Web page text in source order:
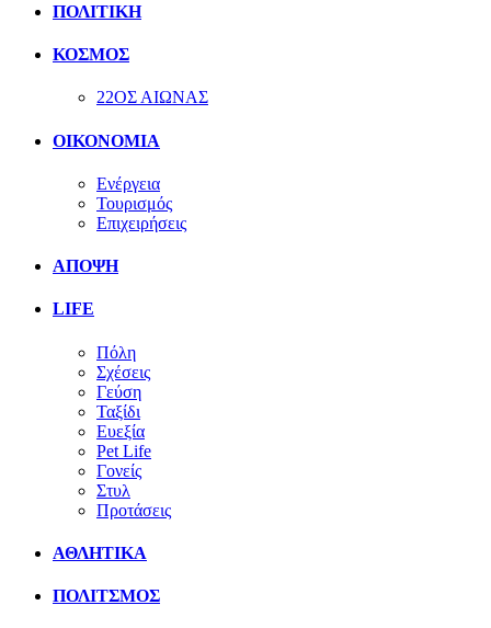
ΠΟΛΙΤΙΚΗ
ΚΟΣΜΟΣ
22ΟΣ ΑΙΩΝΑΣ
ΟΙΚΟΝΟΜΙΑ
Ενέργεια
Τουρισμός
Επιχειρήσεις
ΑΠΟΨΗ
LIFE
Πόλη
Σχέσεις
Γεύση
Ταξίδι
Ευεξία
Pet Life
Γονείς
Στυλ
Προτάσεις
ΑΘΛΗΤΙΚΑ
ΠΟΛΙΤΣΜΟΣ